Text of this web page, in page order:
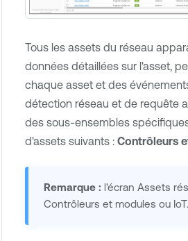
Tous les assets du réseau
données détaillées sur l'asset,
chaque asset et des
détection réseau et de requête
des sous-ensembles
d'assets suivants : Contrôleurs
Remarque : l'écran Assets
Contrôleurs et modules ou IoT.